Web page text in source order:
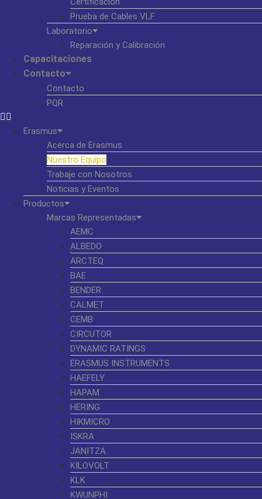
Prueba de Cables VLF
Laboratorio
Reparación y Calibración
Capacitaciones
Contacto
Contacto
PQR
Erasmus
Acerca de Erasmus
Nuestro Equipo
Trabaje con Nosotros
Noticias y Eventos
Productos
Marcas Representadas
AEMC
ALBEDO
ARCTEQ
BAE
BENDER
CALMET
CEMB
CIRCUTOR
DYNAMIC RATINGS
ERASMUS INSTRUMENTS
HAEFELY
HAPAM
HERING
HIKMICRO
ISKRA
JANITZA
KILOVOLT
KLK
KWUNPHI